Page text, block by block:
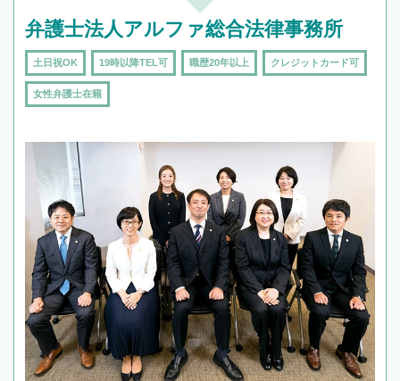
弁護士法人アルファ総合法律事務所
土日祝OK 19時以降TEL可 職歴20年以上 クレジットカード可
女性弁護士在籍